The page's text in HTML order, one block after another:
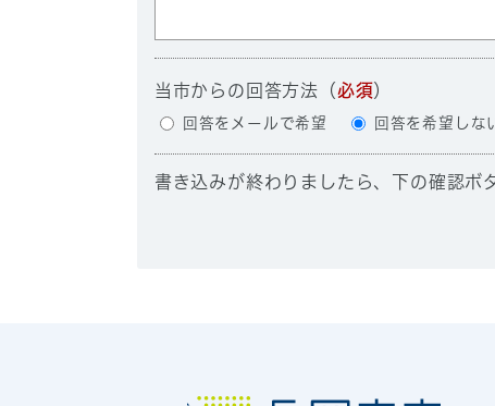
当市からの回答方法 （必須）
回答をメールで希望 回答を希望しな
書き込みが終わりましたら、下の確認ボ